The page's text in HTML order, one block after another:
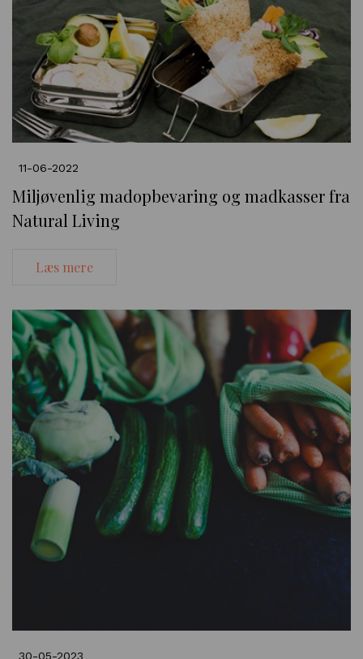
11-06-2022
Miljøvenlig madopbevaring og madkasser fra
Natural Living
Læs mere
30-05-2023